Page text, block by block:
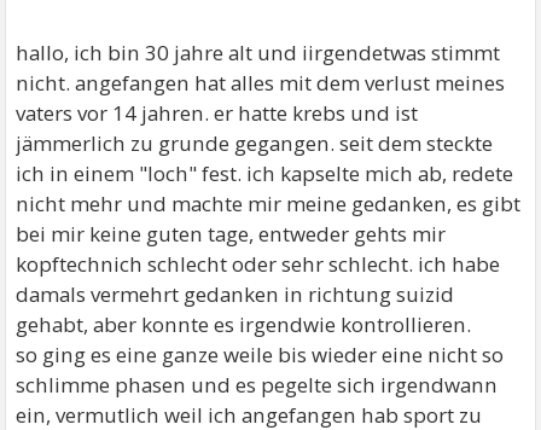
hallo, ich bin 30 jahre alt und iirgendetwas stimmt
nicht. angefangen hat alles mit dem verlust meines
vaters vor 14 jahren. er hatte krebs und ist
jämmerlich zu grunde gegangen. seit dem steckte
ich in einem "loch" fest. ich kapselte mich ab, redete
nicht mehr und machte mir meine gedanken, es gibt
bei mir keine guten tage, entweder gehts mir
kopftechnich schlecht oder sehr schlecht. ich habe
damals vermehrt gedanken in richtung suizid
gehabt, aber konnte es irgendwie kontrollieren.
so ging es eine ganze weile bis wieder eine nicht so
schlimme phasen und es pegelte sich irgendwann
ein, vermutlich weil ich angefangen hab sport zu